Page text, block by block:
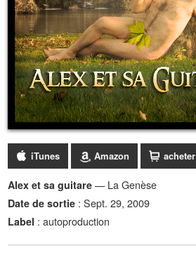
iTunes Amazon acheter
Alex et sa guitare — La Genèse
Date de sortie : Sept. 29, 2009
Label : autoproduction